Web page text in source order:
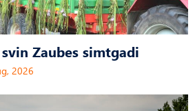
Zaubes simtgadi
2026